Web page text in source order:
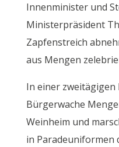
Innenminister und
Ministerpräsident
Zapfenstreich
aus Mengen
In einer zweitägigen
Bürgerwache
Weinheim und
in Paradeuniformen